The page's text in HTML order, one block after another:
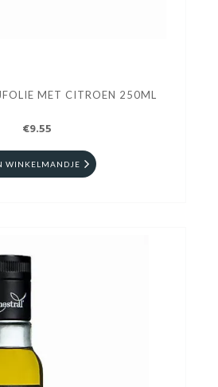
MET CITROEN 250ML
€9.55
WINKELMANDJE